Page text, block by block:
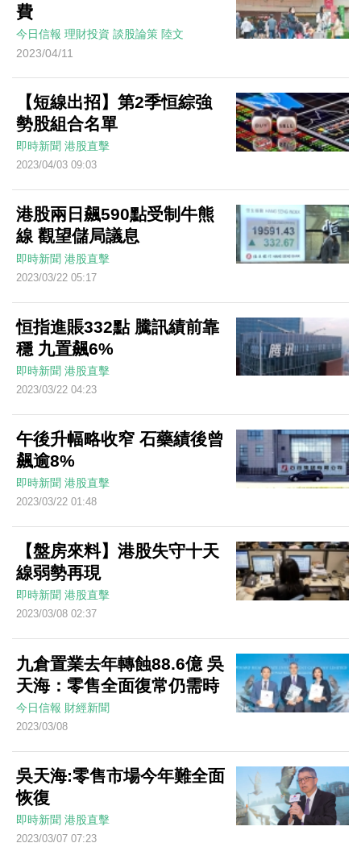
費
今日信報 理財投資 談股論策 陸文
2023/04/11
【短線出招】第2季恒綜強
勢股組合名單
即時新聞 港股直擊
2023/04/03 09:03
港股兩日飆590點受制牛熊
線 觀望儲局議息
即時新聞 港股直擊
2023/03/22 05:17
恒指進賬332點 騰訊績前靠
穩 九置飆6%
即時新聞 港股直擊
2023/03/22 04:23
午後升幅略收窄 石藥績後曾
飆逾8%
即時新聞 港股直擊
2023/03/22 01:48
【盤房來料】港股失守十天
線弱勢再現
即時新聞 港股直擊
2023/03/08 02:37
九倉置業去年轉蝕88.6億 吳
天海：零售全面復常仍需時
今日信報 財經新聞
2023/03/08
吳天海:零售市場今年難全面
恢復
即時新聞 港股直擊
2023/03/07 07:23